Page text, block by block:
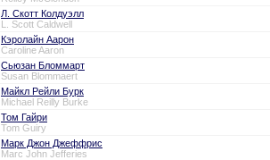
Л. Скотт Колдуэлл
L. Scott Caldwell
Кэролайн Аарон
Caroline Aaron
Сьюзан Бломмарт
Susan Blommaert
Майкл Рейли Бурк
Michael Reilly Burke
Том Гайри
Tom Guiry
Марк Джон Джеффрис
Marc John Jefferies